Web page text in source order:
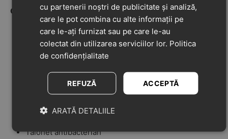
Caracteristici
Pantofi dezvoltați în parteneriat cu Asociația Italiană a
Podiatrilor
Flexibilitate excelentă, garantată de talpa cu sistem
Se încalță rapid și ușor
Vârf întărit și susținere la gleznă
Închidere cu barete cu scai (riptape)
Talonet antibacterian
cu partenerii noștri de publicitate și analiză,
care le pot combina cu alte informații pe
care le-ați furnizat sau pe care le-au
colectat din utilizarea serviciilor lor. Politica
de confidențialitate
ACCEPTĂ
REFUZĂ
ARATĂ DETALIILE